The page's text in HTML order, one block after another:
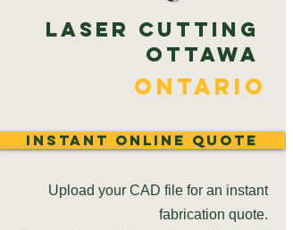
Laser Cutting
Ottawa
Ontario
Instant Online Quote
Upload your CAD file for an instant
fabrication quote.